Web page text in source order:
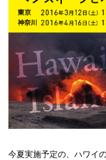
今夏実施予定の、ハワイ